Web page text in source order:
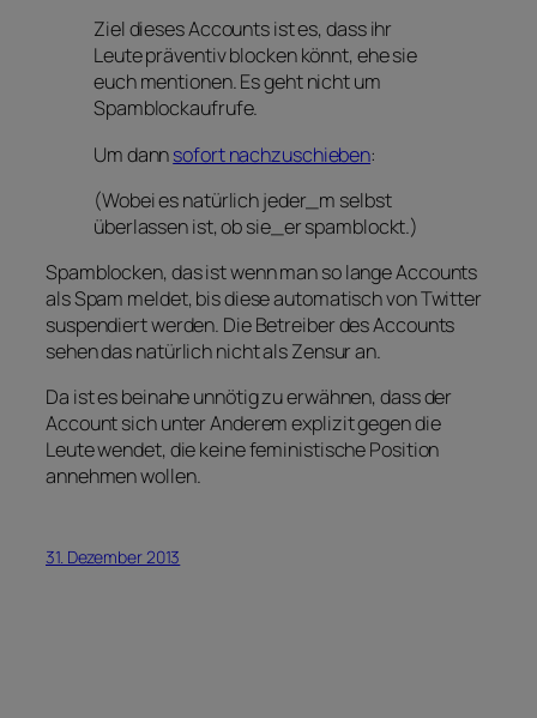
Ziel dieses Accounts ist es, dass ihr
Leute präventiv blocken könnt, ehe sie
euch mentionen. Es geht nicht um
Spamblockaufrufe.
Um dannsofort nachzuschieben:
(Wobei es natürlich jeder_m selbst
überlassen ist, ob sie_er spamblockt.)
Spamblocken, das ist wenn man so lange Accounts
als Spam meldet, bis diese automatisch von Twitter
suspendiert werden. Die Betreiber des Accounts
sehen das natürlich nicht als Zensur an.
Da ist es beinahe unnötig zu erwähnen, dass der
Account sich unter Anderem explizit gegen die
Leute wendet, die keine feministische Position
annehmen wollen.
31. Dezember 2013